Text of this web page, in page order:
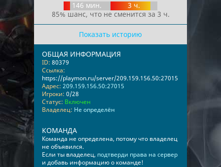
146 мин.
3 ч.
85% шанс, что не сменится за 3 ч.
Показать историю
ОБЩАЯ ИНФОРМАЦИЯ
ID: 80379
Ссылка:
https://playmon.ru/server/209.159.156.50:27015
Адрес: 209.159.156.50:27015
Игроки: 0/28
Статус: Включен
Владелец: Не определён
КОМАНДА
Команда не определена, потому что владелец
не объявился.
Если ты владелец, подтверди права на сервер
и добавь информацию о команде!